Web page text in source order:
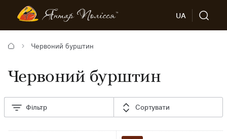
UA
Червоний бурштин
Червоний бурштин
Фільтр Сортувати